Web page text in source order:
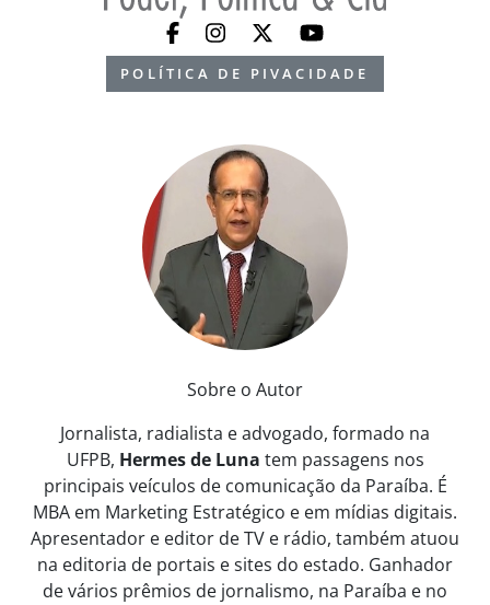
POLÍTICA DE PIVACIDADE
Sobre o Autor
Jornalista, radialista e advogado, formado na
UFPB, Hermes de Luna tem passagens nos
principais veículos de comunicação da Paraíba. É
MBA em Marketing Estratégico e em mídias digitais.
Apresentador e editor de TV e rádio, também atuou
na editoria de portais e sites do estado. Ganhador
de vários prêmios de jornalismo, na Paraíba e no